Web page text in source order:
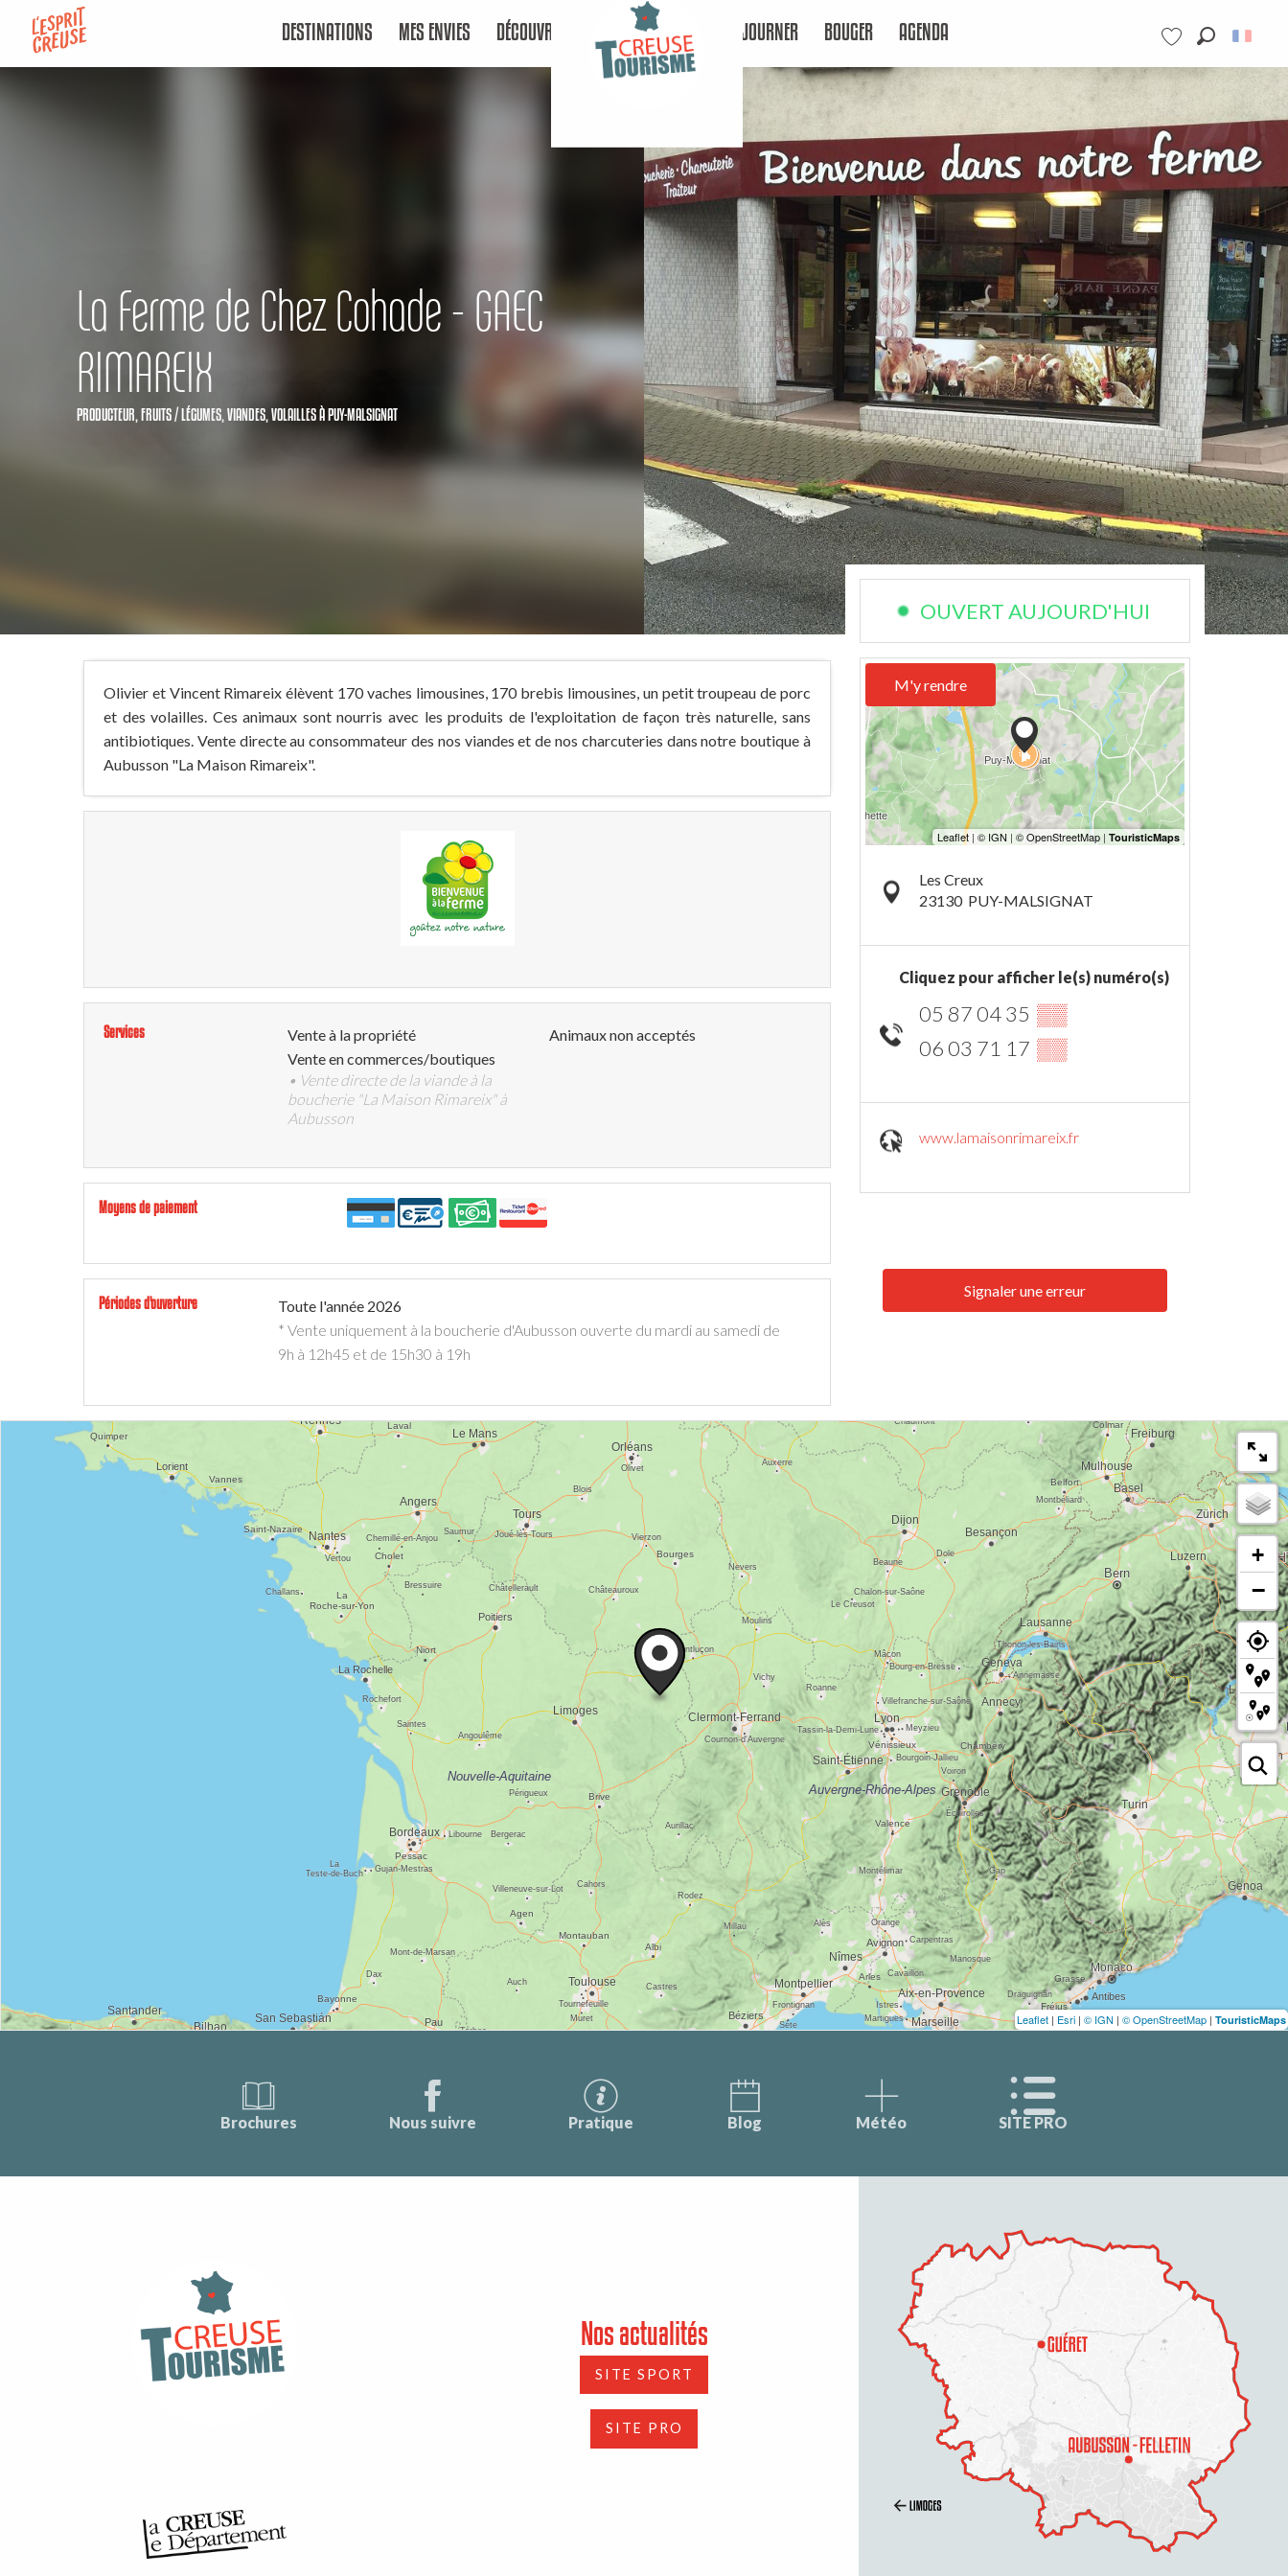
contenu
Voir les favoris
DESTINATIONS MES ENVIES DÉCOUVRIR SÉJOURNER BOUGER AGENDA
La Ferme de Chez Cohade - GAEC
RIMAREIX
PRODUCTEUR, FRUITS / LÉGUMES, VIANDES, VOLAILLESÀ PUY-MALSIGNAT
Olivier et Vincent Rimareix élèvent 170 vaches limousines, 170 brebis limousines, un petit troupeau de porc
et des volailles. Ces animaux sont nourris avec les produits de l'exploitation de façon très naturelle, sans
antibiotiques. Vente directe au consommateur des nos viandes et de nos charcuteries dans notre boutique à
Aubusson "La Maison Rimareix".
Services
Vente à la propriété
Vente en commerces/boutiques
• Vente directe de la viande à la
boucherie "La Maison Rimareix" à
Aubusson
Animaux non acceptés
Moyens de paiement
Périodes d'ouverture
Toute l'année 2026
* Vente uniquement à la boucherie d'Aubusson ouverte du mardi au samedi de
9h à 12h45 et de 15h30 à 19h
OUVERT AUJOURD'HUI
M'y rendre
Les Creux
23130 PUY-MALSIGNAT
Cliquez pour afficher le(s) numéro(s)
05 87 04 35 ▒▒
06 03 71 17 ▒▒
www.lamaisonrimareix.fr
Signaler une erreur
+
−
Leaflet | Esri | © IGN | © OpenStreetMap | TouristicMaps
Brochures Nous suivre Pratique Blog Météo SITE PRO
Nos actualités
SITE SPORT
SITE PRO